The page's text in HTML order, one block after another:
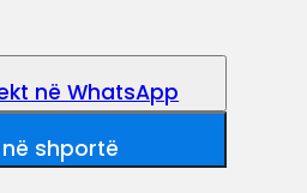
në WhatsApp
shportë